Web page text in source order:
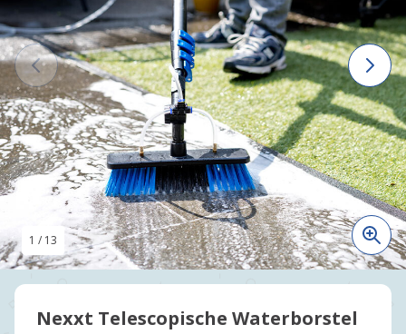
1 / 13
Nexxt Telescopische Waterborstel